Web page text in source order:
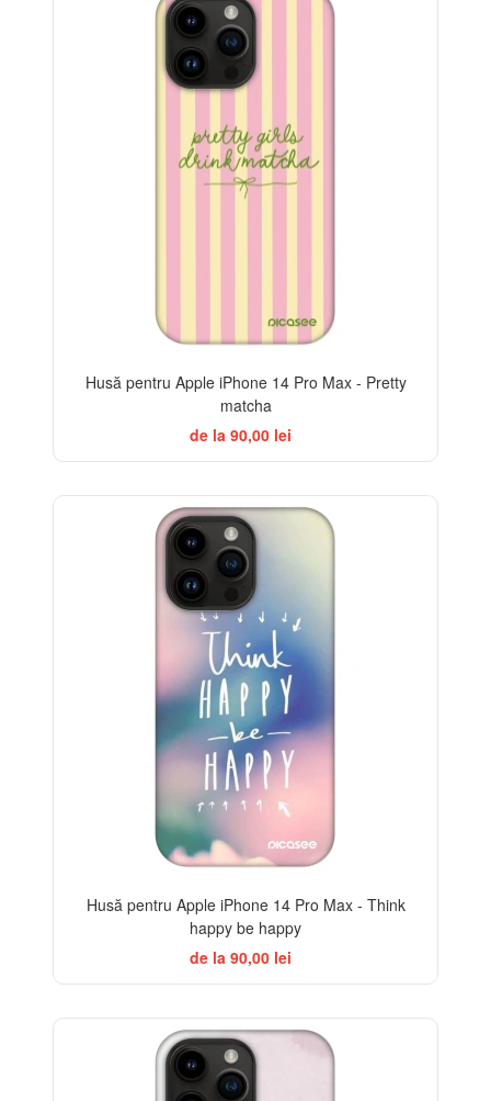
Husă pentru Apple iPhone 14 Pro Max - Pretty
matcha
de la 90,00 lei
Husă pentru Apple iPhone 14 Pro Max - Think
happy be happy
de la 90,00 lei